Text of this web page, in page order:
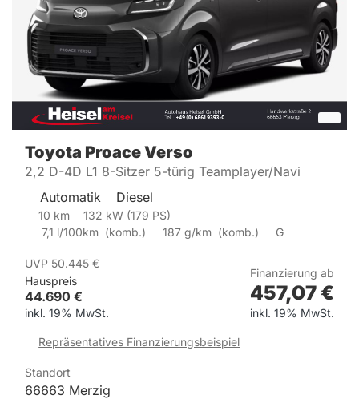
Toyota Proace Verso
2,2 D-4D L1 8-Sitzer 5-türig Teamplayer/Navi
Automatik
Diesel
10 km 132 kW (179 PS)
7,1 l/100km (komb.) 187 g/km (komb.) G
UVP 50.445 €
Hauspreis
44.690 €
inkl. 19% MwSt.
Finanzierung ab
457,07 €
inkl. 19% MwSt.
Repräsentatives Finanzierungsbeispiel
Standort
66663 Merzig